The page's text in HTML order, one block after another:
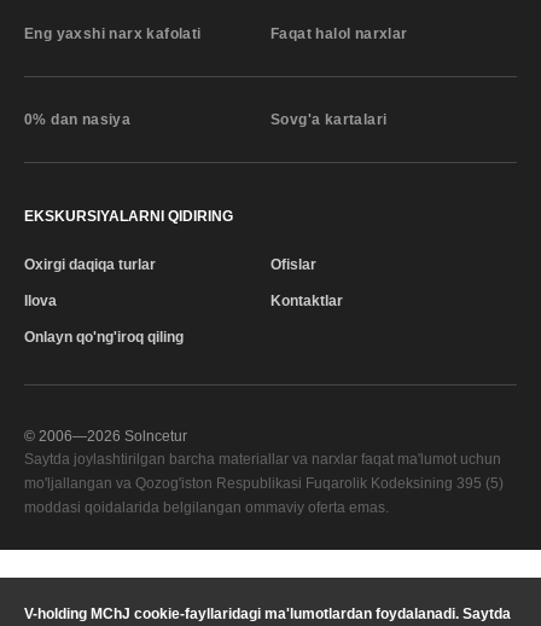
V-holding MChJ cookie-fayllaridagi ma'lumotlardan foydalanadi. Saytda
Eng yaxshi narx kafolati Faqat halol narxlar
0% dan nasiya Sovg'a kartalari
EKSKURSIYALARNI QIDIRING
Oxirgi daqiqa turlar
Ilova
Onlayn qo'ng'iroq qiling
Ofislar
Kontaktlar
© 2006—2026 Solncetur
Saytda joylashtirilgan barcha materiallar va narxlar faqat ma'lumot uchun
mo'ljallangan va Qozog'iston Respublikasi Fuqarolik Kodeksining 395 (5)
moddasi qoidalarida belgilangan ommaviy oferta emas.
Sizning mintaqangiz — Sifat xizmati